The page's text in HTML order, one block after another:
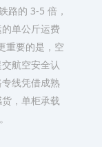
路的 3-5 倍，
单公斤运费
重要的是，空
航空安全认
线凭借成熟
，单柜承载